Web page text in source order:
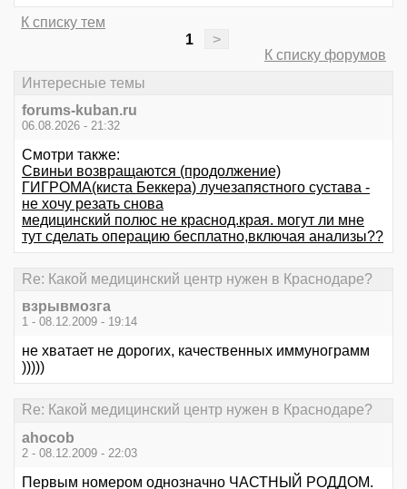
К списку тем
1
>
К списку форумов
Интересные темы
forums-kuban.ru
06.08.2026 - 21:32
Смотри также:
Свиньи возвращаются (продолжение)
ГИГРОМА(киста Беккера) лучезапястного сустава -
не хочу резать снова
медицинский полюс не краснод.края. могут ли мне
тут сделать операцию бесплатно,включая анализы??
Re: Какой медицинский центр нужен в Краснодаре?
взрывмозга
1 - 08.12.2009 - 19:14
не хватает не дорогих, качественных иммунограмм
)))))
Re: Какой медицинский центр нужен в Краснодаре?
ahocob
2 - 08.12.2009 - 22:03
Первым номером однозначно ЧАСТНЫЙ РОДДОМ.